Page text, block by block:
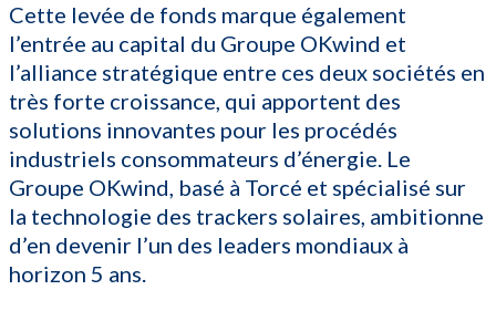
Cette levée de fonds marque également
l’entrée au capital du Groupe OKwind et
l’alliance stratégique entre ces deux sociétés en
très forte croissance, qui apportent des
solutions innovantes pour les procédés
industriels consommateurs d’énergie. Le
Groupe OKwind, basé à Torcé et spécialisé sur
la technologie des trackers solaires, ambitionne
d’en devenir l’un des leaders mondiaux à
horizon 5 ans.